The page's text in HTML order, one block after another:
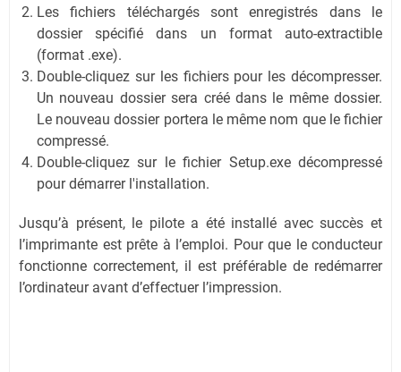
Les fichiers téléchargés sont enregistrés dans le
dossier spécifié dans un format auto-extractible
(format .exe).
Double-cliquez sur les fichiers pour les décompresser.
Un nouveau dossier sera créé dans le même dossier.
Le nouveau dossier portera le même nom que le fichier
compressé.
Double-cliquez sur le fichier Setup.exe décompressé
pour démarrer l'installation.
Jusqu’à présent, le pilote a été installé avec succès et
l’imprimante est prête à l’emploi. Pour que le conducteur
fonctionne correctement, il est préférable de redémarrer
l’ordinateur avant d’effectuer l’impression.